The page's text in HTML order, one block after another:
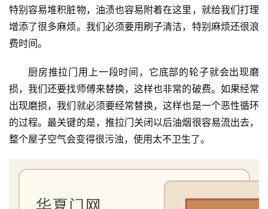
特别容易堆积脏物，油渍也容易附着在这里，就给我们打理
增添了很多麻烦。我们必须要用刷子清洁，特别麻烦还很浪
费时间。
厨房推拉门用上一段时间，它底部的轮子就会出现磨
损，我们还要找师傅来替换，这样也非常的破费。如果经常
出现磨损，我们就必须要经常替换，这样也是一个恶性循环
的过程。最关键的是，推拉门关闭以后油烟很容易流出去，
整个屋子空气会变得很污浊，使用太不卫生了。